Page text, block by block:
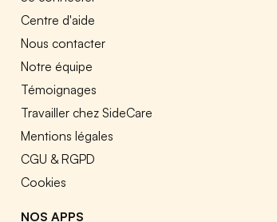
Centre d'aide
Nous contacter
Notre équipe
Témoignages
Travailler chez SideCare
Mentions légales
CGU & RGPD
Cookies
NOS APPS